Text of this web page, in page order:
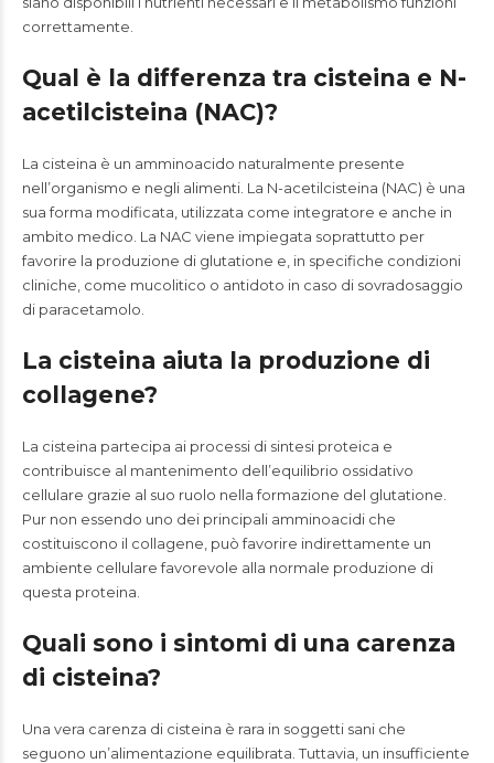
correttamente.
Qual è la differenza tra cisteina e N-
acetilcisteina (NAC)?
La cisteina è un amminoacido naturalmente presente
nell’organismo e negli alimenti. La N-acetilcisteina (NAC) è una
sua forma modificata, utilizzata come integratore e anche in
ambito medico. La NAC viene impiegata soprattutto per
favorire la produzione di glutatione e, in specifiche condizioni
cliniche, come mucolitico o antidoto in caso di sovradosaggio
di paracetamolo.
La cisteina aiuta la produzione di
collagene?
La cisteina partecipa ai processi di sintesi proteica e
contribuisce al mantenimento dell’equilibrio ossidativo
cellulare grazie al suo ruolo nella formazione del glutatione.
Pur non essendo uno dei principali amminoacidi che
costituiscono il collagene, può favorire indirettamente un
ambiente cellulare favorevole alla normale produzione di
questa proteina.
Quali sono i sintomi di una carenza
di cisteina?
Una vera carenza di cisteina è rara in soggetti sani che
seguono un’alimentazione equilibrata. Tuttavia, un insufficiente